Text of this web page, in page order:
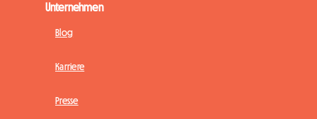
Unternehmen
Blog
Karriere
Presse